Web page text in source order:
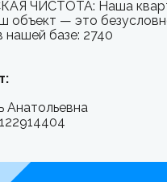
ЧИСТОТА: Наша
объект — это
нашей базе: 2740
Анатольевна